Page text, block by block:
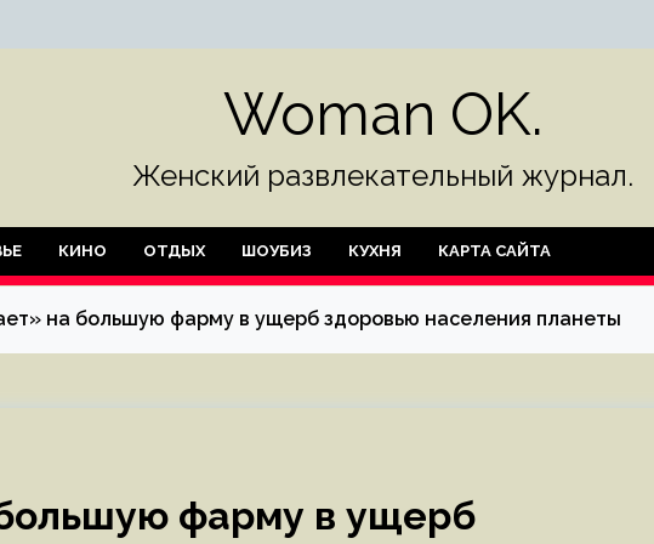
Woman OK.
Женский развлекательный журнал.
КИНО ОТДЫХ ШОУБИЗ КУХНЯ КАРТА САЙТА
на большую фарму в ущерб здоровью населения планеты
фарму в ущерб